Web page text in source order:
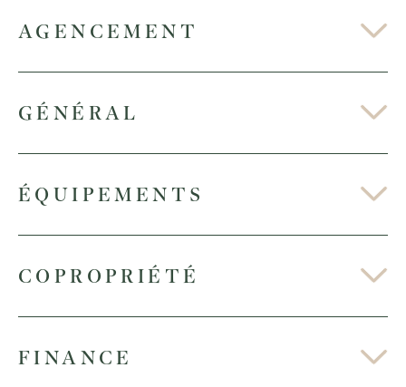
AGENCEMENT
GÉNÉRAL
ÉQUIPEMENTS
COPROPRIÉTÉ
FINANCE